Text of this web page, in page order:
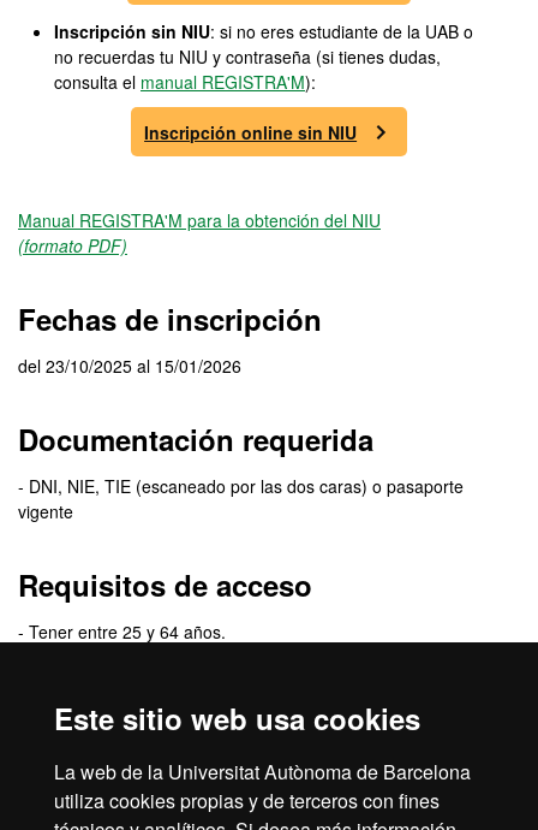
Este sitio web usa cookies
La web de la Universitat Autònoma de Barcelona
utiliza cookies propias y de terceros con fines
Inscripción sin NIU: si no eres estudiante de la UAB o
no recuerdas tu NIU y contraseña (si tienes dudas,
consulta el manual REGISTRA'M):
Inscripción online sin NIU
Manual REGISTRA'M para la obtención del NIU
(formato PDF)
Fechas de inscripción
del 23/10/2025 al 15/01/2026
Documentación requerida
- DNI, NIE, TIE (escaneado por las dos caras) o pasaporte
vigente
Requisitos de acceso
- Tener entre 25 y 64 años.
Criterios de selección
Por orden de matrícula.